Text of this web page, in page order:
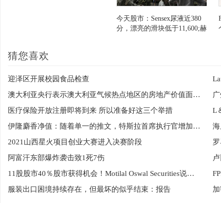
今天股市：Sensex尿液近380
分，漂亮的滑块低于11,600;赫
猜您喜欢
迎泽区开展校园食品检查
澳大利亚央行表示澳大利亚气候热点地区的房地产价值面临风险
医疗保险开放注册即将到来 所以准备好这三个举措
伊隆麝香净值：随着单一的推文，特斯拉首席执行官增加了14亿美元到他的幸福
2021山西星火项目创业大赛进入决赛阶段
阿富汗东部爆炸袭击致1死7伤
11股股市40％股市获得机会！Motilal Oswal Securities说宝布
服装出口困境持续存在，但最坏的似乎结束：报告